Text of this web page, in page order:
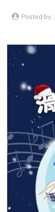
Posted by :